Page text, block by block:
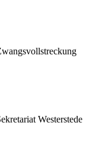
Westerstede